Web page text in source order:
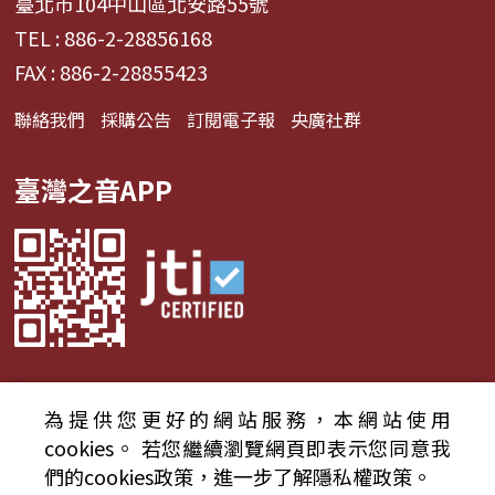
TEL : 886-2-28856168
FAX : 886-2-28855423
聯絡我們 採購公告 訂閱電子報 央廣社群
臺灣之音APP
© 2024財團法人中央廣播電臺 版權所有
資通安全政策聲明
服務條款 隱私權條款
為提供您更好的網站服務，本網站使用
cookies。 若您繼續瀏覽網頁即表示您同意我
們的cookies政策，進一步了解隱私權政策。